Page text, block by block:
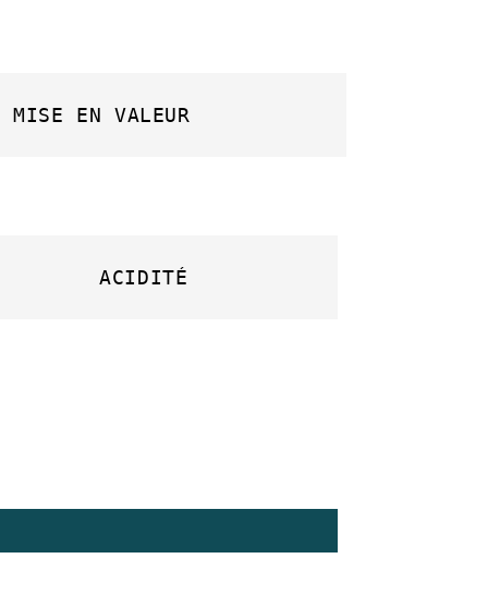
MISE EN VALEUR
ACIDITÉ